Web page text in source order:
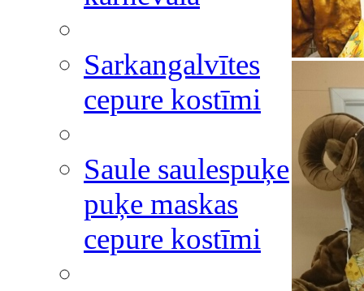
Sarkangalvītes
cepure kostīmi
Saule saulespuķe
puķe maskas
cepure kostīmi